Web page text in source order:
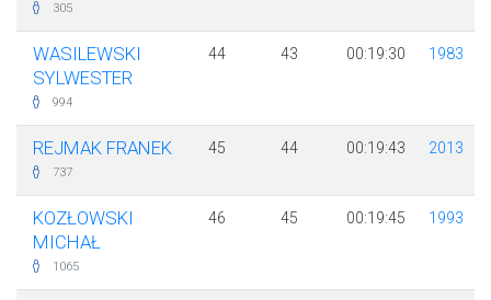
305
WASILEWSKI
SYLWESTER
994
44 43 00:19:30 1983
REJMAK FRANEK
737
45 44 00:19:43 2013
KOZŁOWSKI
MICHAŁ
1065
46 45 00:19:45 1993